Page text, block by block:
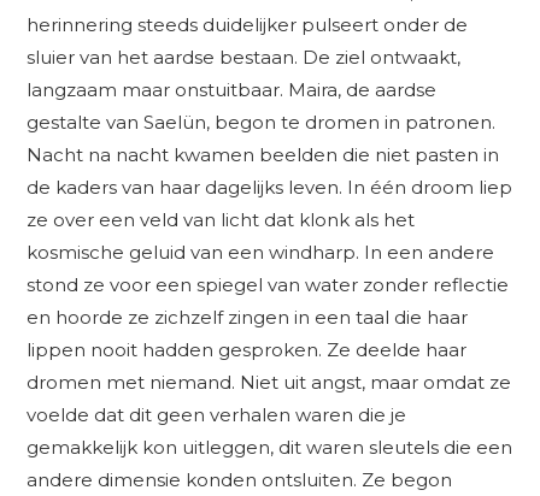
herinnering steeds duidelijker pulseert onder de
sluier van het aardse bestaan. De ziel ontwaakt,
langzaam maar onstuitbaar. Maira, de aardse
gestalte van Saelün, begon te dromen in patronen.
Nacht na nacht kwamen beelden die niet pasten in
de kaders van haar dagelijks leven. In één droom liep
ze over een veld van licht dat klonk als het
kosmische geluid van een windharp. In een andere
stond ze voor een spiegel van water zonder reflectie
en hoorde ze zichzelf zingen in een taal die haar
lippen nooit hadden gesproken. Ze deelde haar
dromen met niemand. Niet uit angst, maar omdat ze
voelde dat dit geen verhalen waren die je
gemakkelijk kon uitleggen, dit waren sleutels die een
andere dimensie konden ontsluiten. Ze begon